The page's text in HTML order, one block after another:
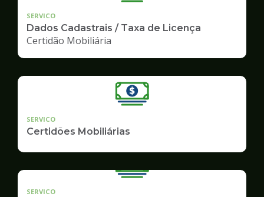
SERVICO
Dados Cadastrais / Taxa de Licença
Certidão Mobiliária
SERVICO
Certidões Mobiliárias
SERVICO